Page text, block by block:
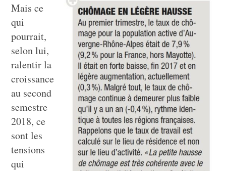
Mais ce
qui
pourrait,
selon lui,
ralentir la
croissance
au second
semestre
2018, ce
sont les
tensions
qui